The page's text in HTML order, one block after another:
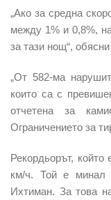
„Ако за средна
между 1% и 0,8%,
за тази нощ“,
„От 582-ма
които са с
отчетена за
Ограничението за
Рекордьорът,
км/ч. Той е минал
Ихтиман. За това